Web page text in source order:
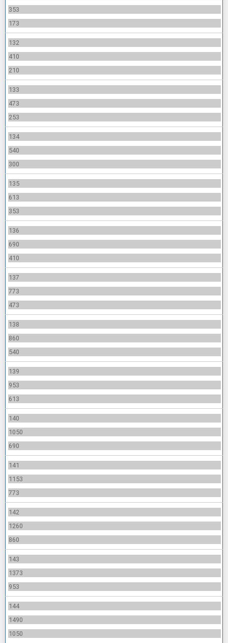
353
173
132
410
210
133
473
253
134
540
300
135
613
353
136
690
410
137
773
473
138
860
540
139
953
613
140
1050
690
141
1153
773
142
1260
860
143
1373
953
144
1490
1050